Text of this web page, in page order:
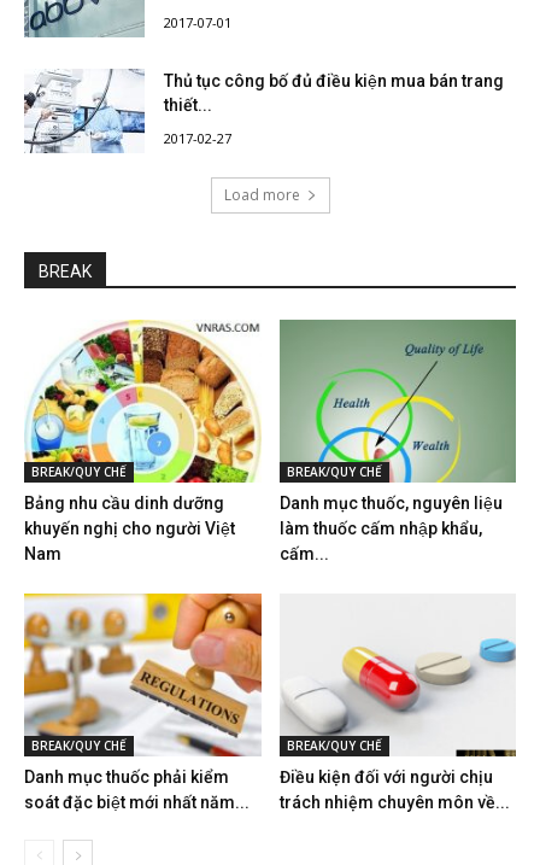
2017-07-01
Thủ tục công bố đủ điều kiện mua bán trang
thiết...
2017-02-27
Load more
BREAK
BREAK/QUY CHẾ
Bảng nhu cầu dinh dưỡng
khuyến nghị cho người Việt
Nam
BREAK/QUY CHẾ
Danh mục thuốc, nguyên liệu
làm thuốc cấm nhập khẩu,
cấm...
BREAK/QUY CHẾ
Danh mục thuốc phải kiểm
soát đặc biệt mới nhất năm...
BREAK/QUY CHẾ
Điều kiện đối với người chịu
trách nhiệm chuyên môn về...